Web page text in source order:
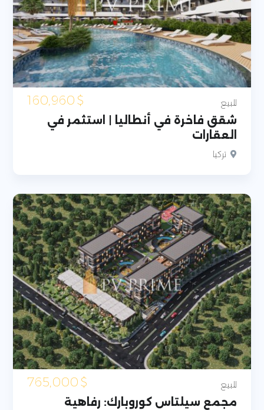
للبيع $
شقق فاخرة في أنطاليا | استثمر في
العقارات
تركيا
للبيع $
مجمع سيلتاس كوروبارك: رفاهية